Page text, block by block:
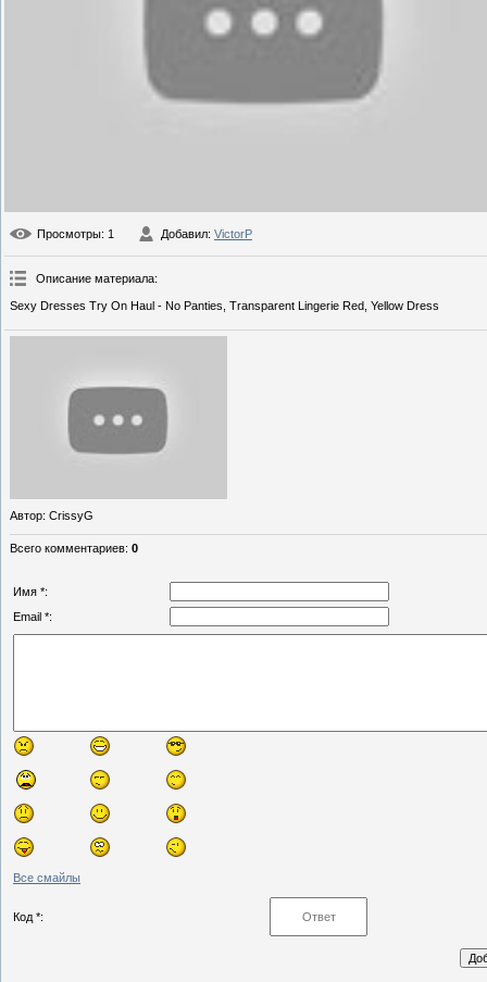
Просмотры: 1 Добавил: VictorP
Описание материала:
Sexy Dresses Try On Haul - No Panties, Transparent Lingerie Red, Yellow Dress
Автор: CrissyG
Всего комментариев: 0
Имя *:
Email *:
Все смайлы
Код *: